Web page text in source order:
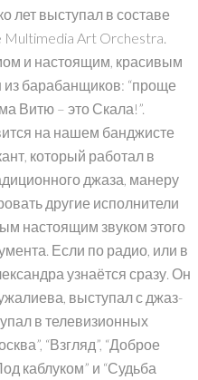
лет выступал в составе
Multimedia Art Orchestra.
и настоящим, красивым
из барабанщиков: “проще
Витю – это Скала!”.
на нашем банджисте
который работал в
джаза, манеру
другие исполнители
настоящим звуком этого
Если по радио, или в
узнаётся сразу. Он
выступал с джаз-
в телевизионных
“Взгляд”, “Доброе
каблуком” и “Судьба